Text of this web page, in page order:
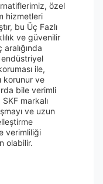
özel
hizmetleri
bu Üç Fazlı
ve güvenilir
endüstriyel
ile,
korunur ve
bile verimli
markalı
ve uzun
verimliliği
olabilir.